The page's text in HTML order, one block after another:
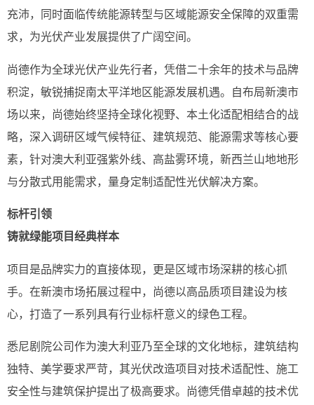
充沛，同时面临传统能源转型与区域能源安全保障的双重需
求，为光伏产业发展提供了广阔空间。
尚德作为全球光伏产业先行者，凭借二十余年的技术与品牌
积淀，敏锐捕捉南太平洋地区能源发展机遇。自布局新澳市
场以来，尚德始终坚持全球化视野、本土化适配相结合的战
略，深入调研区域气候特征、建筑规范、能源需求等核心要
素，针对澳大利亚强紫外线、高盐雾环境，新西兰山地地形
与分散式用能需求，量身定制适配性光伏解决方案。
标杆引领
铸就绿能项目经典样本
项目是品牌实力的直接体现，更是区域市场深耕的核心抓
手。在新澳市场拓展过程中，尚德以高品质项目建设为核
心，打造了一系列具有行业标杆意义的绿色工程。
悉尼剧院公司作为澳大利亚乃至全球的文化地标，建筑结构
独特、美学要求严苛，其光伏改造项目对技术适配性、施工
安全性与建筑保护提出了极高要求。尚德凭借卓越的技术优